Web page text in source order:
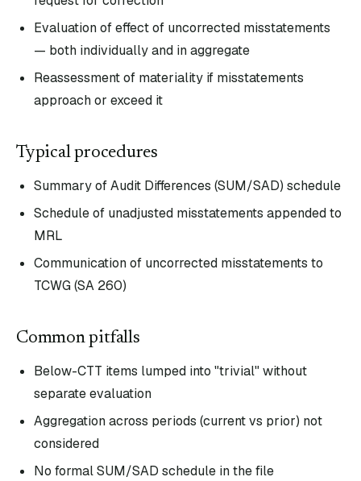
Evaluation of effect of uncorrected misstatements
— both individually and in aggregate
Reassessment of materiality if misstatements
approach or exceed it
Typical procedures
Summary of Audit Differences (SUM/SAD) schedule
Schedule of unadjusted misstatements appended to
MRL
Communication of uncorrected misstatements to
TCWG (SA 260)
Common pitfalls
Below-CTT items lumped into "trivial" without
separate evaluation
Aggregation across periods (current vs prior) not
considered
No formal SUM/SAD schedule in the file